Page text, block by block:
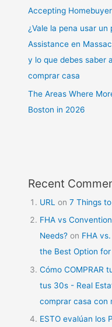
Accepting
¿Vale la pena usar
Assistance en
y lo que debes saber
comprar casa
The Areas Where
Boston in 2026
Recent
URL on7 Things
FHA vs
Needs? on FHA
the Best Option for
Cómo COMPRAR
tus 30s - Real
comprar casa con
ESTO evalúan los